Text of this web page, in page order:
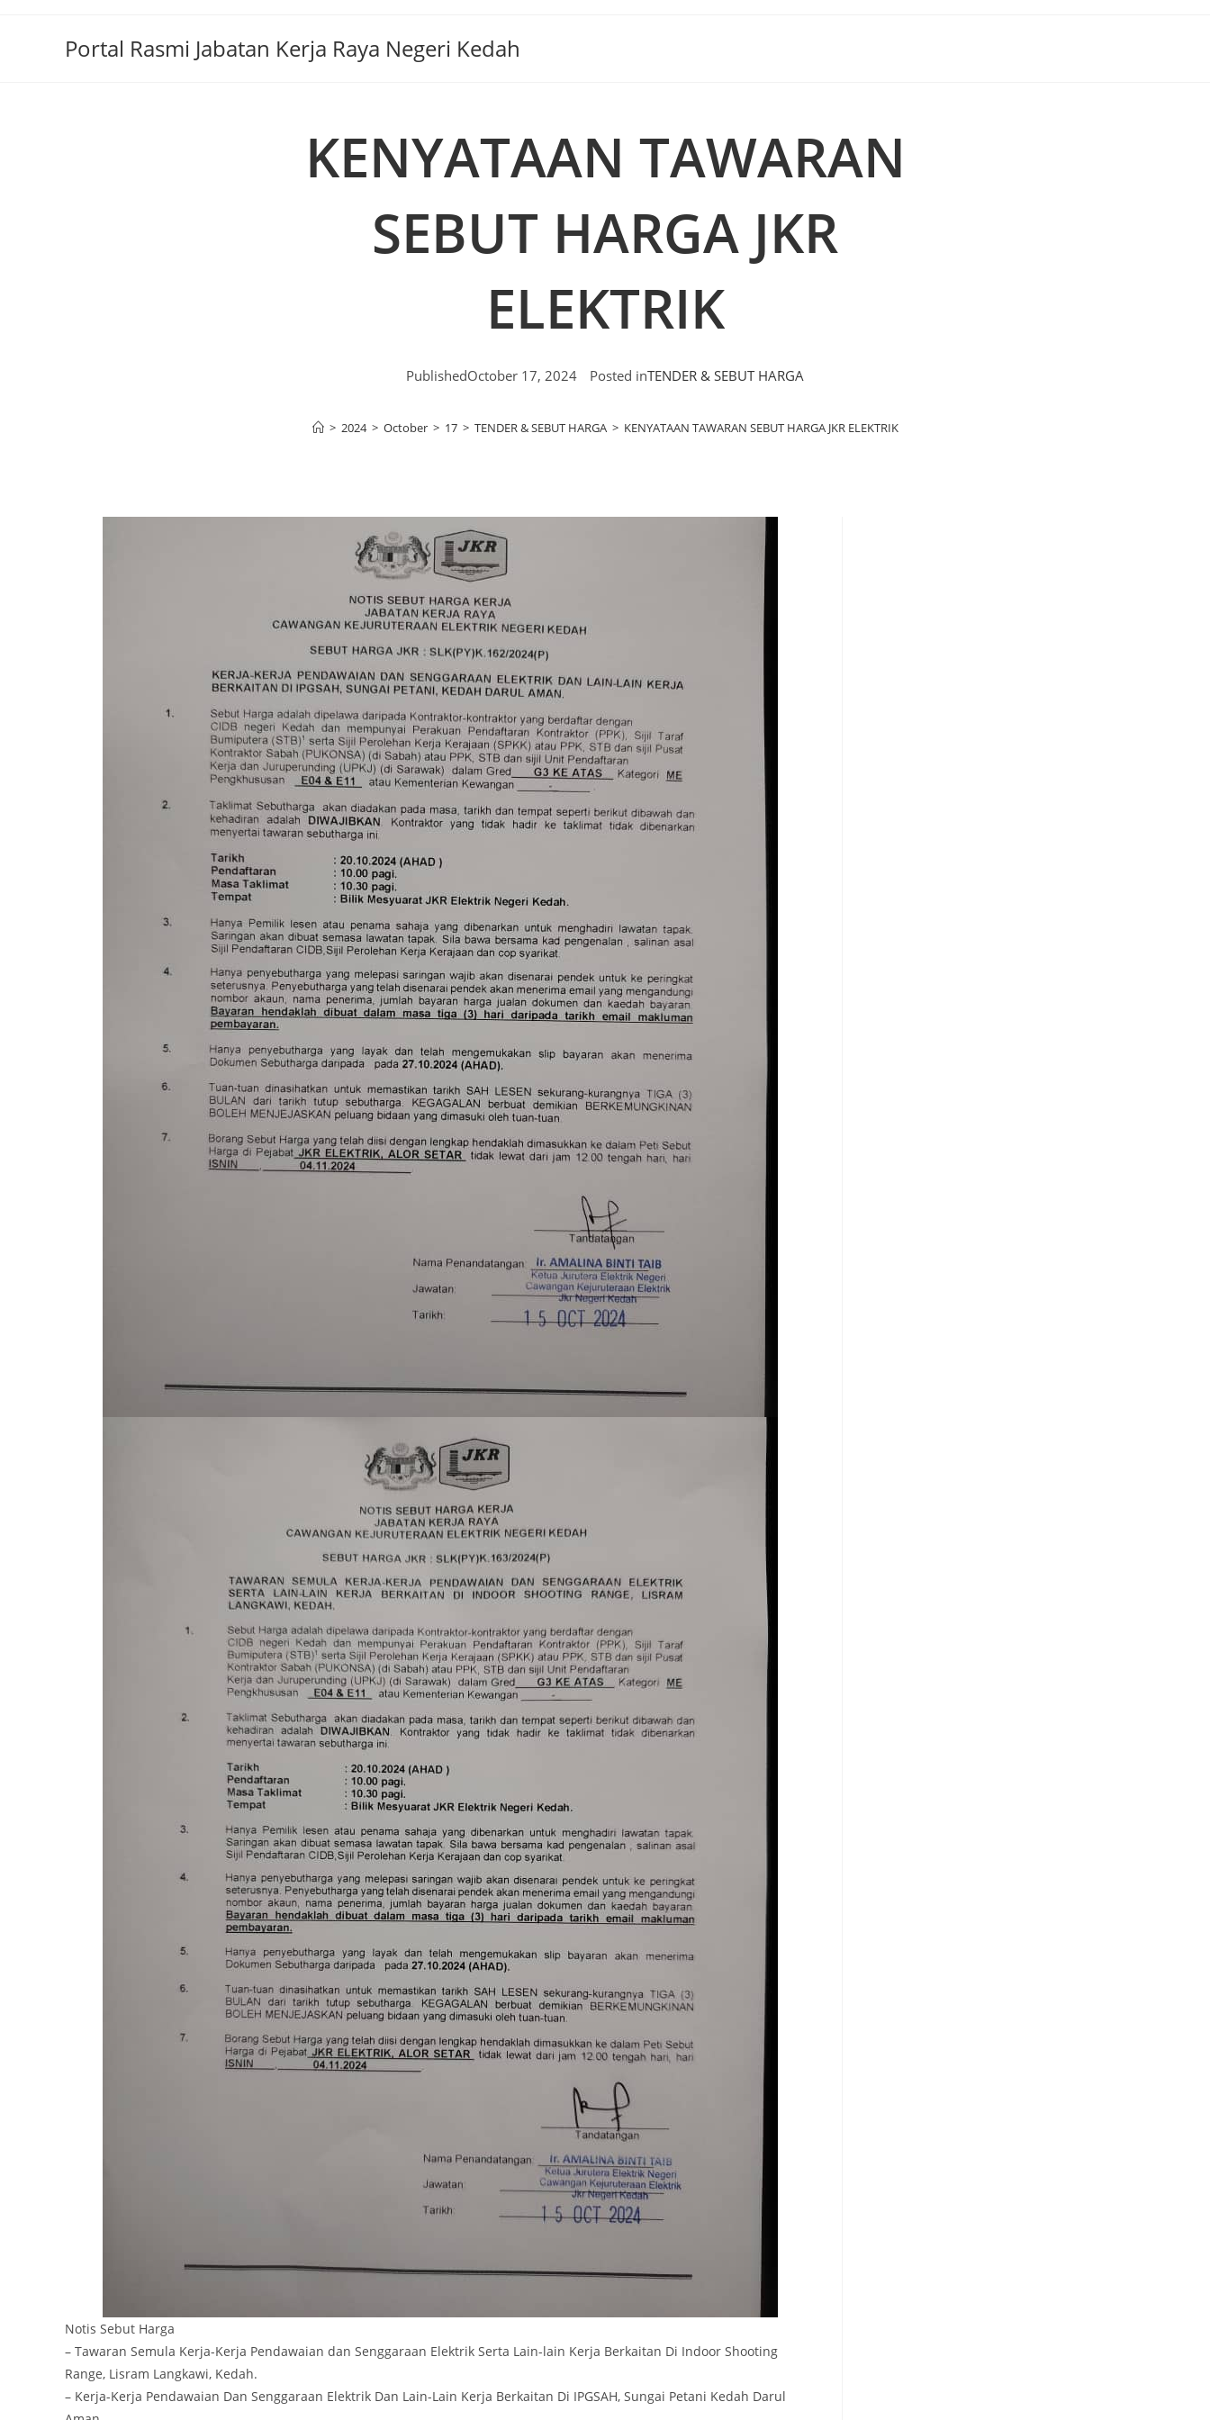
Portal Rasmi Jabatan Kerja Raya Negeri Kedah
KENYATAAN TAWARAN
SEBUT HARGA JKR
ELEKTRIK
PublishedOctober 17, 2024 Posted inTENDER & SEBUT HARGA
> 2024 > October > 17 > TENDER & SEBUT HARGA > KENYATAAN TAWARAN SEBUT HARGA JKR ELEKTRIK
Notis Sebut Harga
– Tawaran Semula Kerja-Kerja Pendawaian dan Senggaraan Elektrik Serta Lain-lain Kerja Berkaitan Di Indoor Shooting
Range, Lisram Langkawi, Kedah.
– Kerja-Kerja Pendawaian Dan Senggaraan Elektrik Dan Lain-Lain Kerja Berkaitan Di IPGSAH, Sungai Petani Kedah Darul